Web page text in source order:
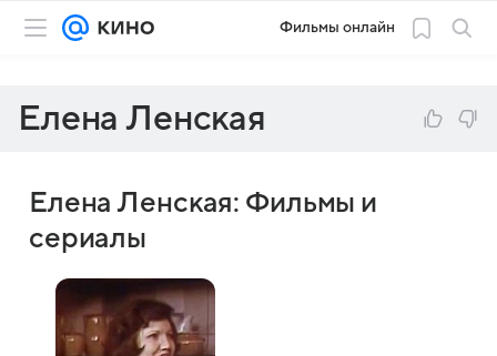
Фильмы онлайн
Елена Ленская
Елена Ленская: Фильмы и
сериалы